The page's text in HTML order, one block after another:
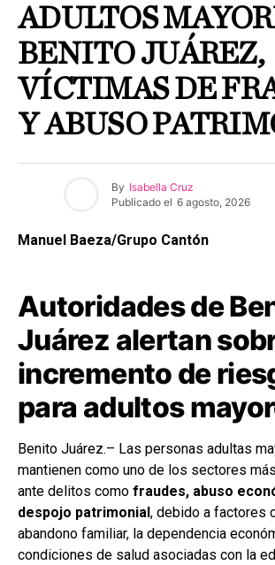
ADULTOS
BENITO JUÁREZ,
VÍCTIMAS DE
Y ABUSO
By Isabella Cruz
Publicado el 6 agosto, 2026
Manuel Baeza/Grupo Cantón
Autoridades de
Juárez alertan
incremento de
para adultos
Benito Juárez.– Las personas adultas
mantienen como uno de los sectores
ante delitos como fraudes, abuso
despojo patrimonial , debido a factores
abandono familiar, la dependencia
condiciones de salud asociadas con la